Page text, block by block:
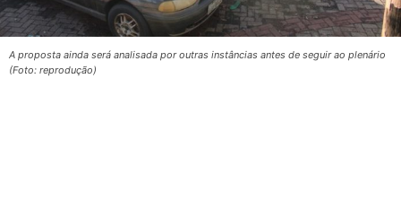
A proposta ainda será analisada por outras instâncias antes de seguir ao plenário
(Foto: reprodução)